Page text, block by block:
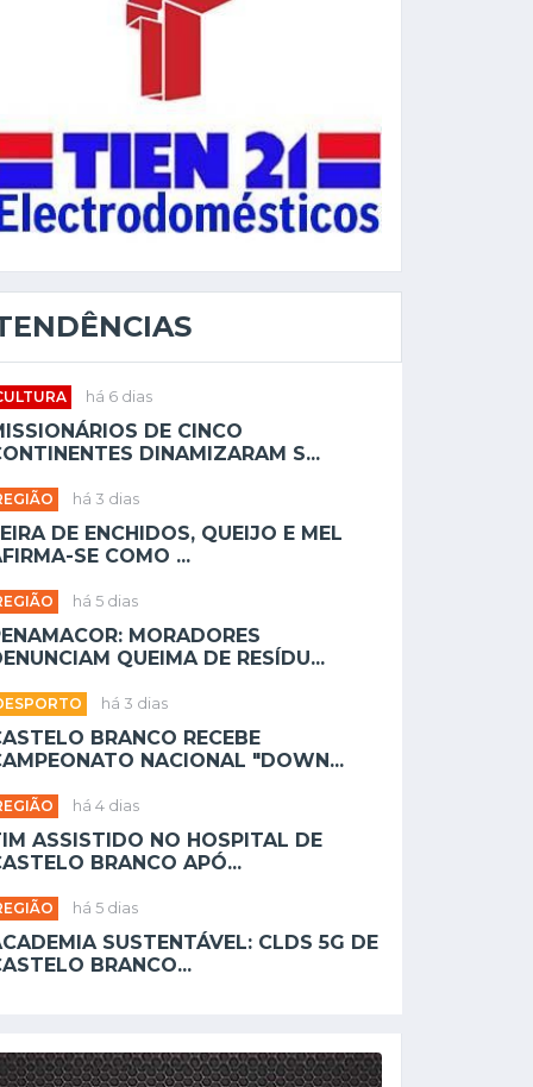
há 6 dias
DE CINCO
DINAMIZARAM S...
há 3 dias
DE ENCHIDOS, QUEIJO E MEL
SE COMO ...
há 5 dias
MORADORES
QUEIMA DE RESÍDU...
há 3 dias
BRANCO RECEBE
NACIONAL "DOWN...
há 4 dias
ASSISTIDO NO HOSPITAL DE
BRANCO APÓ...
há 5 dias
SUSTENTÁVEL: CLDS 5G DE
BRANCO...